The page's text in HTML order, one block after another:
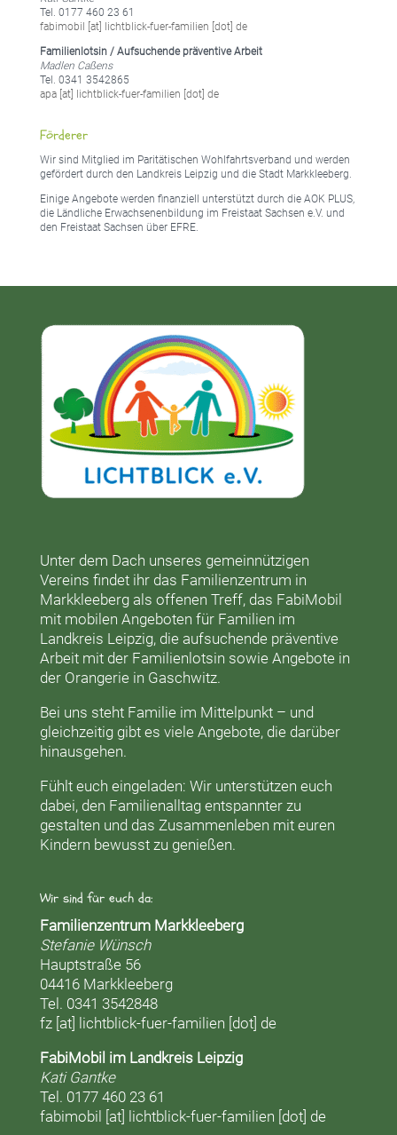
Tel. 0177 460 23 61
fabimobil [at] lichtblick-fuer-familien [dot] de
Familienlotsin / Aufsuchende präventive Arbeit
Madlen Caßens
Tel. 0341 3542865
apa [at] lichtblick-fuer-familien [dot] de
Förderer
Wir sind Mitglied im Paritätischen Wohlfahrtsverband und werden
gefördert durch den Landkreis Leipzig und die Stadt Markkleeberg.
Einige Angebote werden finanziell unterstützt durch die AOK PLUS,
die Ländliche Erwachsenenbildung im Freistaat Sachsen e.V. und
den Freistaat Sachsen über EFRE.
Unter dem Dach unseres gemeinnützigen
Vereins findet ihr das Familienzentrum in
Markkleebergals offenen Treff, das FabiMobil
mit mobilen Angeboten für Familien im
Landkreis Leipzig, die aufsuchende präventive
Arbeit mit der Familienlotsin sowie Angebote in
der Orangeriein Gaschwitz.
Bei uns steht Familie im Mittelpunkt – und
gleichzeitig gibt es viele Angebote, die darüber
hinausgehen.
Fühlt euch eingeladen: Wir unterstützen euch
dabei, den Familienalltag entspannter zu
gestalten und das Zusammenleben mit euren
Kindern bewusst zu genießen.
Wir sind für euch da:
Familienzentrum Markkleeberg
Stefanie Wünsch
Hauptstraße 56
04416 Markkleeberg
Tel. 0341 3542848
fz [at] lichtblick-fuer-familien [dot] de
FabiMobil im Landkreis Leipzig
Kati Gantke
Tel. 0177 460 23 61
fabimobil [at] lichtblick-fuer-familien [dot] de